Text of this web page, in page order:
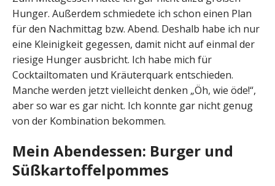
Hunger. Außerdem schmiedete ich schon einen Plan
für den Nachmittag bzw. Abend. Deshalb habe ich nur
eine Kleinigkeit gegessen, damit nicht auf einmal der
riesige Hunger ausbricht. Ich habe mich für
Cocktailtomaten und Kräuterquark entschieden.
Manche werden jetzt vielleicht denken „Öh, wie öde!“,
aber so war es gar nicht. Ich konnte gar nicht genug
von der Kombination bekommen.
Mein Abendessen: Burger und
Süßkartoffelpommes